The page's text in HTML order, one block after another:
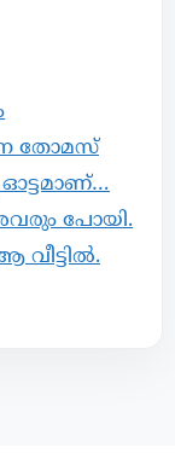
തോമസ്
ഓട്ടമാണ്…
പോയി.